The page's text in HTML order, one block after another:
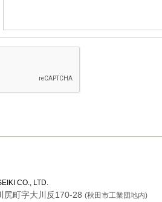
CO., LTD.
尻町字大川反170-28 (秋田市工業団地内)